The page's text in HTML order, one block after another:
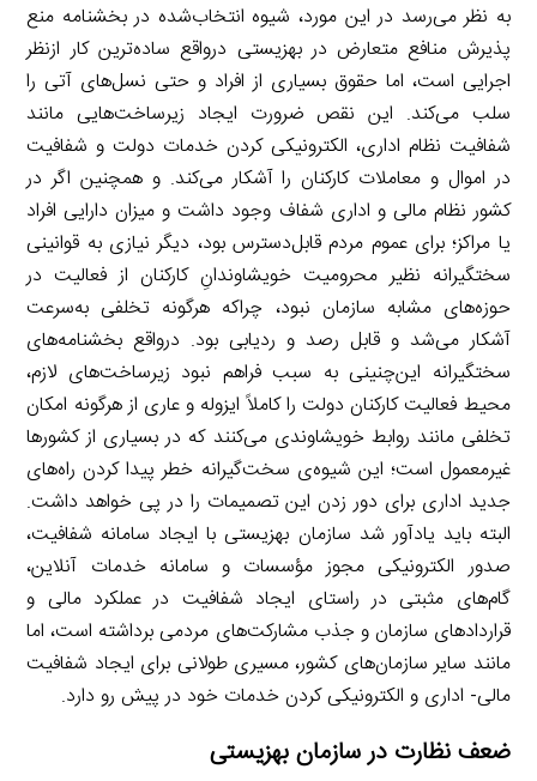
به نظر می‌رسد در این مورد، شیوه انتخاب‌شده در بخشنامه منع
پذیرش منافع متعارض در بهزیستی درواقع ساده‌ترین کار ازنظر
اجرایی است، اما حقوق بسیاری از افراد و حتی نسل‌های آتی را
سلب می‌کند. این نقص ضرورت ایجاد زیرساخت‌هایی مانند
شفافیت نظام اداری، الکترونیکی کردن خدمات دولت و شفافیت
در اموال و معاملات کارکنان را آشکار می‌کند. و همچنین اگر در
کشور نظام مالی و اداری شفاف وجود داشت و میزان دارایی افراد
یا مراکز؛ برای عموم مردم قابل‌دسترس بود، دیگر نیازی به قوانینی
سختگیرانه نظیر محرومیت خویشاوندانِ کارکنان از فعالیت در
حوزه‌های مشابه سازمان نبود، چراکه هرگونه تخلفی به‌سرعت
آشکار می‌شد و قابل رصد و ردیابی بود. درواقع بخشنامه‌های
سختگیرانه این‌چنینی به سبب فراهم نبود زیرساخت‌های لازم،
محیط فعالیت کارکنان دولت را کاملاً ایزوله و عاری از هرگونه امکان
تخلفی مانند روابط خویشاوندی می‌کنند که در بسیاری از کشورها
غیرمعمول است؛ این شیوه‌ی سخت‌گیرانه خطر پیدا کردن راه‌های
جدید اداری برای دور زدن این تصمیمات را در پی خواهد داشت.
البته باید یادآور شد سازمان بهزیستی با ایجاد سامانه شفافیت،
صدور الکترونیکی مجوز مؤسسات و سامانه خدمات آنلاین،
گام‌های مثبتی در راستای ایجاد شفافیت در عملکرد مالی و
قراردادهای سازمان و جذب مشارکت‌های مردمی برداشته است، اما
مانند سایر سازمان‌های کشور، مسیری طولانی برای ایجاد شفافیت
مالی- اداری و الکترونیکی کردن خدمات خود در پیش رو دارد.
ضعف نظارت در سازمان بهزیستی